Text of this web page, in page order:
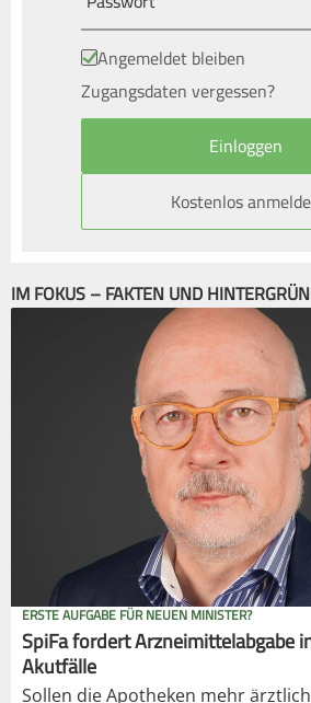
Angemeldet bleiben
Zugangsdaten vergessen?
Kostenlos
IM FOKUS – FAKTEN UND
ERSTE AUFGABE FÜR NEUEN MINISTER?
SpiFa fordert Arzneimittelabgabe
Akutfälle
Sollen die Apotheken mehr